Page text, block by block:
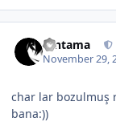
Gintama
November 29,
char lar bozulmuş
bana:))